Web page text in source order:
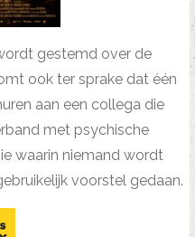
gestemd over de
ook ter sprake dat één
aan een collega die
met psychische
waarin niemand wordt
voorstel gedaan.